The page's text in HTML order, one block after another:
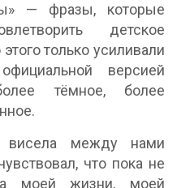
— фразы, которые
детское
только усиливали
версией
тёмное, более
висела между нами
что пока не
моей жизни, моей